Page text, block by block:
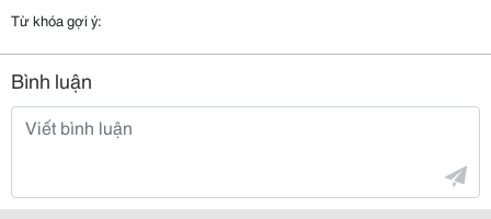
Từ khóa gợi ý:
Bình luận